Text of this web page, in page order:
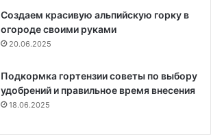
Создаем красивую альпийскую горку в
огороде своими руками
20.06.2025
Подкормка гортензии советы по выбору
удобрений и правильное время внесения
18.06.2025